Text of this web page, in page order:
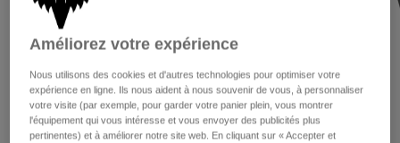
Pantalons
Shorts
Vestes
Vestes
Chemises
Femme
Protections
Masques
Chaussettes
Voir tout
Améliorez votre expérience
Nous utilisons des cookies et d'autres technologies pour optimiser votre
expérience en ligne. Ils nous aident à nous souvenir de vous, à personnaliser
votre visite (par exemple, pour garder votre panier plein, vous montrer
l'équipement qui vous intéresse et vous envoyer des publicités plus
pertinentes) et à améliorer notre site web. En cliquant sur « Accepter et